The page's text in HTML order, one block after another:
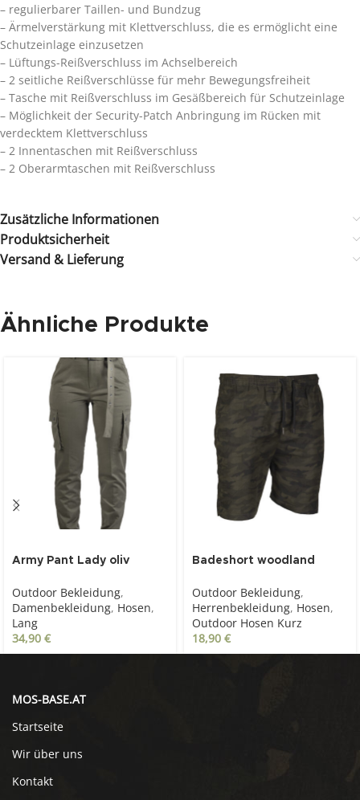
– regulierbarer Taillen- und Bundzug
– Ärmelverstärkung mit Klettverschluss, die es ermöglicht eine
Schutzeinlage einzusetzen
– Lüftungs-Reißverschluss im Achselbereich
– 2 seitliche Reißverschlüsse für mehr Bewegungsfreiheit
– Tasche mit Reißverschluss im Gesäßbereich für Schutzeinlage
– Möglichkeit der Security-Patch Anbringung im Rücken mit
verdecktem Klettverschluss
– 2 Innentaschen mit Reißverschluss
– 2 Oberarmtaschen mit Reißverschluss
Zusätzliche Informationen
Produktsicherheit
Versand & Lieferung
Ähnliche Produkte
Army Pant Lady oliv
Outdoor Bekleidung,
Damenbekleidung, Hosen,
Lang
34,90 €
Badeshort woodland
Outdoor Bekleidung,
Herrenbekleidung, Hosen,
Outdoor Hosen Kurz
18,90 €
MOS-BASE.AT
Startseite
Wir über uns
Kontakt